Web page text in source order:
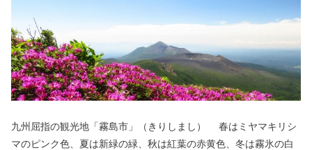
九州屈指の観光地「霧島市」（きりしまし） 春はミヤマキリシ
マのピンク色、夏は新緑の緑、秋は紅葉の赤黄色、冬は霧氷の白